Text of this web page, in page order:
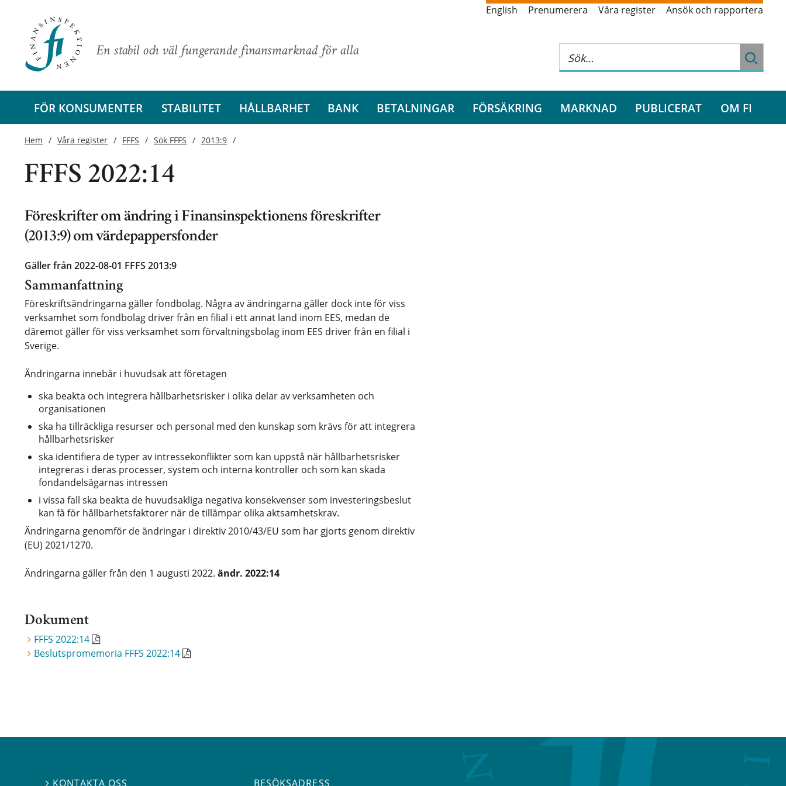
En stabil och väl fungerande finansmarknad för alla
English Prenumerera Våra register Ansök och rapportera
FÖR KONSUMENTER STABILITET HÅLLBARHET BANK BETALNINGAR FÖRSÄKRING MARKNAD PUBLICERAT OM FI
Hem Våra register FFFS Sök FFFS 2013:9
FFFS 2022:14
Föreskrifter om ändring i Finansinspektionens föreskrifter
(2013:9) om värdepappersfonder
Gäller från 2022-08-01 FFFS 2013:9
Sammanfattning
Föreskriftsändringarna gäller fondbolag. Några av ändringarna gäller dock inte för viss
verksamhet som fondbolag driver från en filial i ett annat land inom EES, medan de
däremot gäller för viss verksamhet som förvaltningsbolag inom EES driver från en filial i
Sverige.
Ändringarna innebär i huvudsak att företagen
ska beakta och integrera hållbarhetsrisker i olika delar av verksamheten och
organisationen
ska ha tillräckliga resurser och personal med den kunskap som krävs för att integrera
hållbarhetsrisker
ska identifiera de typer av intressekonflikter som kan uppstå när hållbarhetsrisker
integreras i deras processer, system och interna kontroller och som kan skada
fondandelsägarnas intressen
i vissa fall ska beakta de huvudsakliga negativa konsekvenser som investeringsbeslut
kan få för hållbarhetsfaktorer när de tillämpar olika aktsamhetskrav.
Ändringarna genomför de ändringar i direktiv 2010/43/EU som har gjorts genom direktiv
(EU) 2021/1270.
Ändringarna gäller från den 1 augusti 2022.ändr. 2022:14
Dokument
FFFS 2022:14
Beslutspromemoria FFFS 2022:14
 KONTAKTA OSS BESÖKSADRESS